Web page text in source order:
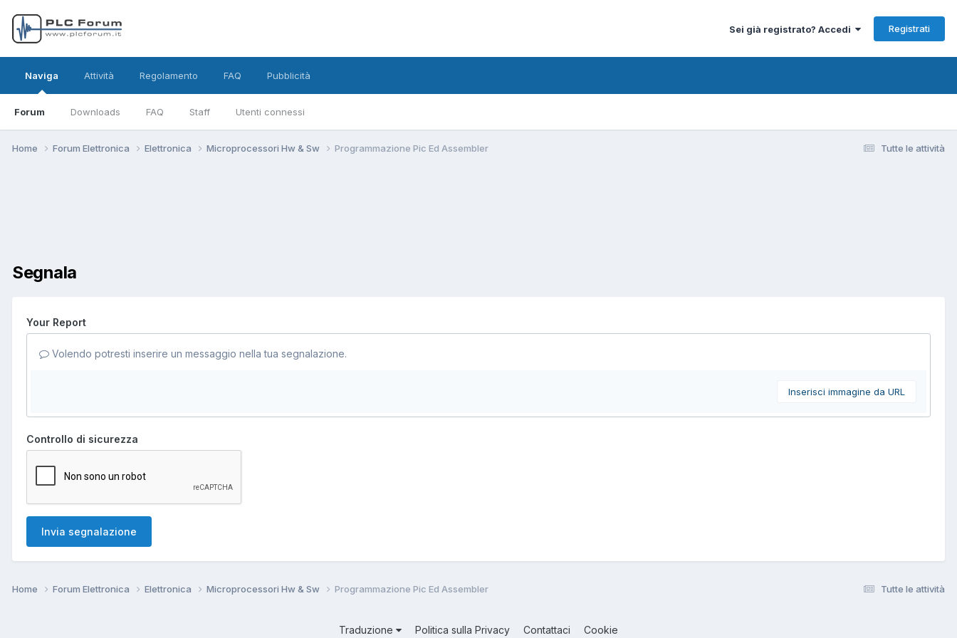
Sei già registrato? Accedi Registrati
Naviga
Forum Downloads FAQ Staff Utenti connessi
Attività Regolamento FAQ Pubblicità
Tutte le attività
Home Forum Elettronica Elettronica Microprocessori Hw & Sw Programmazione Pic Ed Assembler
Segnala
Your Report
Volendo potresti inserire un messaggio nella tua segnalazione.
Inserisci immagine da URL
Controllo di sicurezza
Invia segnalazione
Tutte le attività
Home Forum Elettronica Elettronica Microprocessori Hw & Sw Programmazione Pic Ed Assembler
Traduzione Politica sulla Privacy Contattaci Cookie